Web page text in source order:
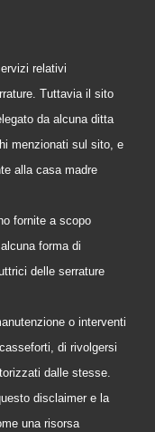
relativi
Tuttavia il sito
da alcuna ditta
menzionati sul sito, e
alla casa madre
fornite a scopo
forma di
delle serrature
o interventi
di rivolgersi
dalle stesse.
disclaimer e la
una risorsa